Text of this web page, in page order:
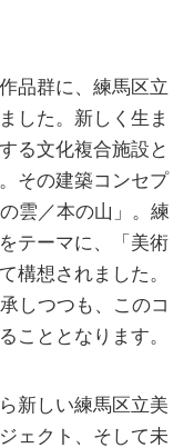
品群に、練馬区立
した。新しく生ま
る文化複合施設と
その建築コンセプ
雲／本の山」。練
テーマに、「美術
構想されました。
しつつも、このコ
こととなります。
新しい練馬区立美
ェクト、そして未